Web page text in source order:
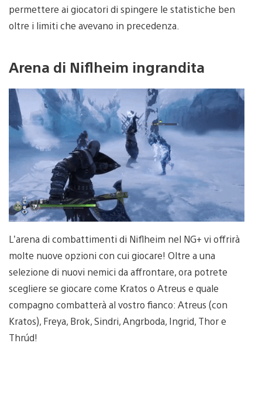
permettere ai giocatori di spingere le statistiche ben
oltre i limiti che avevano in precedenza.
Arena di Niflheim ingrandita
L’arena di combattimenti di Niflheim nel NG+ vi offrirà
molte nuove opzioni con cui giocare! Oltre a una
selezione di nuovi nemici da affrontare, ora potrete
scegliere se giocare come Kratos o Atreus e quale
compagno combatterà al vostro fianco: Atreus (con
Kratos), Freya, Brok, Sindri, Angrboda, Ingrid, Thor e
Thrúd!